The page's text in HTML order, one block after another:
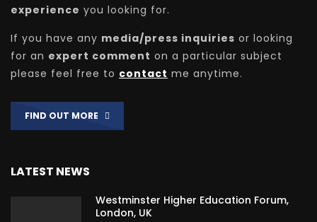
experience you looking for.
If you have any media/press inquiries or looking
for an expert comment on a particular subject
please feel free to contact me anytime.
FIND OUT MORE
LATEST NEWS
Westminster Higher Education Forum,
London, UK